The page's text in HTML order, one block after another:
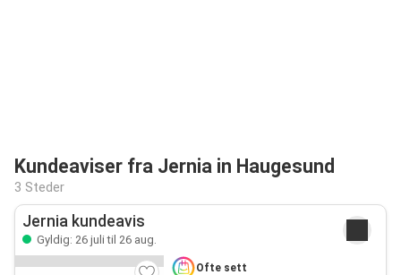
Kundeaviser fra Jernia in Haugesund
3 Steder
Jernia kundeavis
Gyldig: 26 juli til 26 aug.
Ofte sett